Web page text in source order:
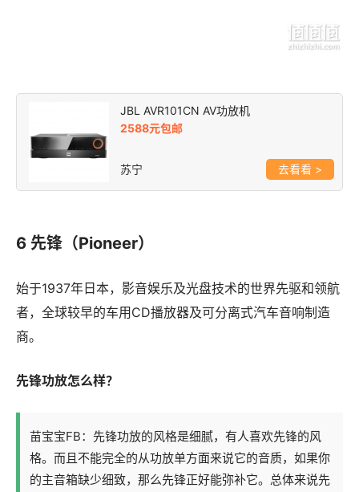
JBL AVR101CN AV功放机
2588元包邮
苏宁 >
6 先锋（Pioneer）
始于1937年日本，影音娱乐及光盘技术的世界先驱和领航
者，全球较早的车用CD播放器及可分离式汽车音响制造
商。
先锋功放怎么样？
苗宝宝FB：先锋功放的风格是细腻，有人喜欢先锋的风
格。而且不能完全的从功放单方面来说它的音质，如果你
的主音箱缺少细致，那么先锋正好能弥补它。总体来说先